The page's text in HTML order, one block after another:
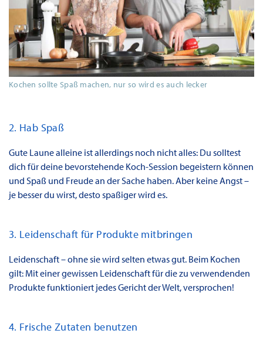
Kochen sollte Spaß machen, nur so wird es auch lecker
2. Hab Spaß
Gute Laune alleine ist allerdings noch nicht alles: Du solltest
dich für deine bevorstehende Koch-Session begeistern können
und Spaß und Freude an der Sache haben. Aber keine Angst –
je besser du wirst, desto spaßiger wird es.
3. Leidenschaft für Produkte mitbringen
Leidenschaft – ohne sie wird selten etwas gut. Beim Kochen
gilt: Mit einer gewissen Leidenschaft für die zu verwendenden
Produkte funktioniert jedes Gericht der Welt, versprochen!
4. Frische Zutaten benutzen